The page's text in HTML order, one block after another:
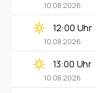
10.08.2026
clear_day 12:00 Uhr
10.08.2026
clear_day 13:00 Uhr
10.08.2026